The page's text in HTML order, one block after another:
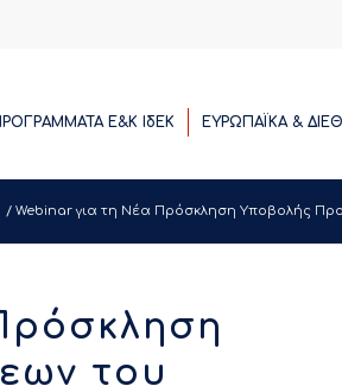
E&K ΙδΕΚ ΕΥΡΩΠΑΪΚΑ &
/ Webinar για τη Νέα Πρόσκληση Υποβολής
του